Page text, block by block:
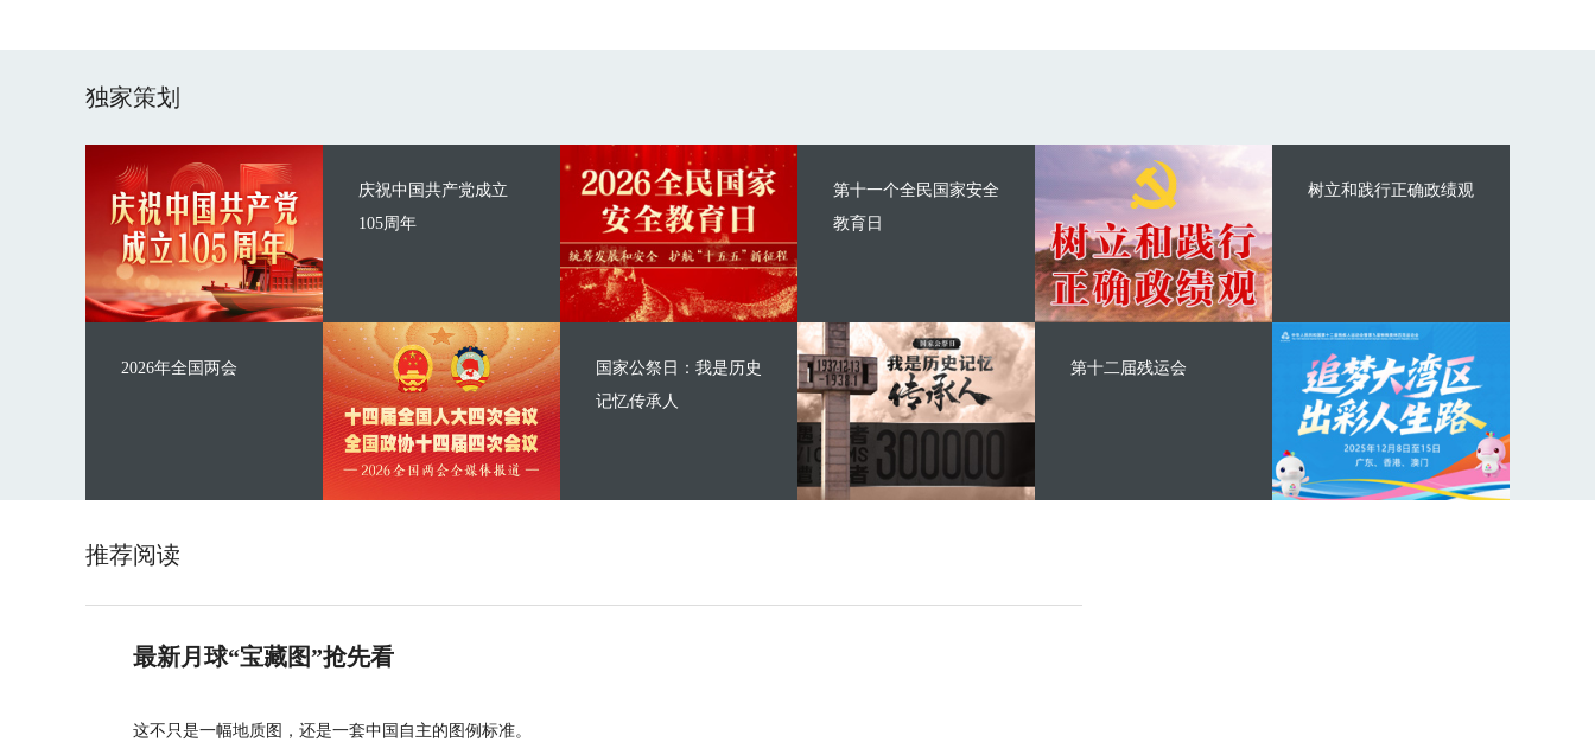
独家策划
庆祝中国共产党成立
105周年
2026年全国两会
第十一个全民国家安全
教育日
国家公祭日：我是历史
记忆传承人
树立和践行正确政绩观
第十二届残运会
推荐阅读
最新月球“宝藏图”抢先看
这不只是一幅地质图，还是一套中国自主的图例标准。